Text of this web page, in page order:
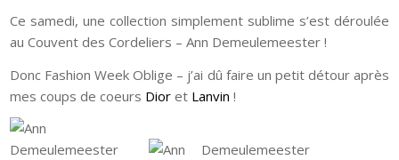
Ce samedi, une collection simplement sublime s’est déroulée
au Couvent des Cordeliers – Ann Demeulemeester !
Donc Fashion Week Oblige – j’ai dû faire un petit détour après
mes coups de coeurs Dior et Lanvin !